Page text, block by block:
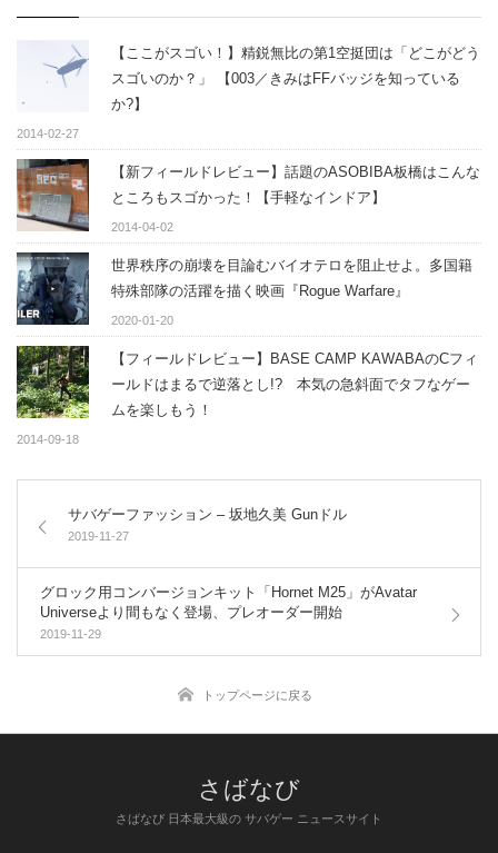
【ここがスゴい！】精鋭無比の第1空挺団は「どこがどう
スゴいのか？」 【003／きみはFFバッジを知っている
か?】
2014-02-27
【新フィールドレビュー】話題のASOBIBA板橋はこんな
ところもスゴかった！【手軽なインドア】
2014-04-02
世界秩序の崩壊を目論むバイオテロを阻止せよ。多国籍
特殊部隊の活躍を描く映画『Rogue Warfare』
2020-01-20
【フィールドレビュー】BASE CAMP KAWABAのCフィ
ールドはまるで逆落とし!? 本気の急斜面でタフなゲー
ムを楽しもう！
2014-09-18
サバゲーファッション – 坂地久美 Gunドル
2019-11-27
グロック用コンバージョンキット「Hornet M25」がAvatar
Universeより間もなく登場、プレオーダー開始
2019-11-29
トップページに戻る
さばなび 日本最大級の サバゲー ニュースサイト